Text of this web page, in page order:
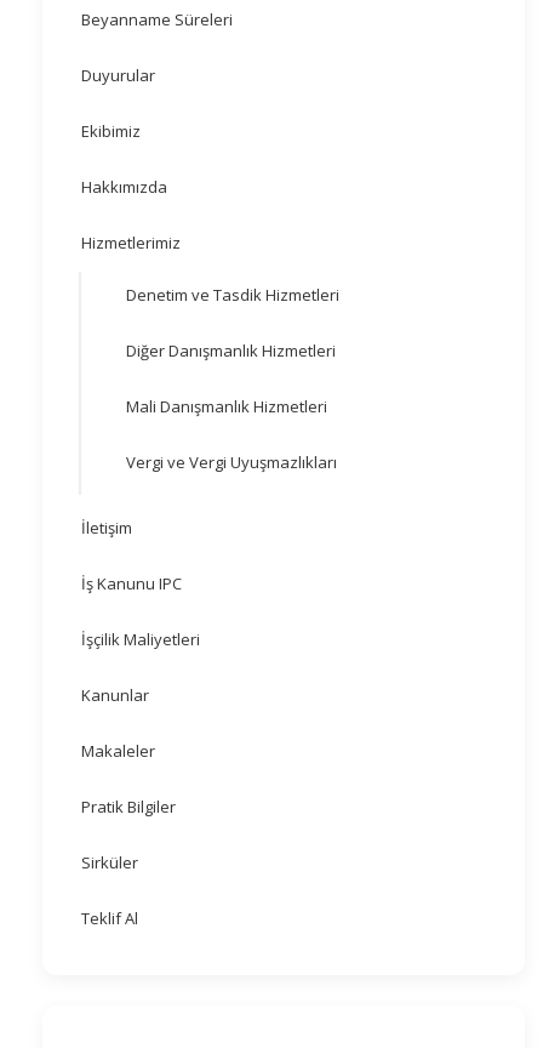
Beyanname Süreleri
Duyurular
Ekibimiz
Hakkımızda
Hizmetlerimiz
Denetim ve Tasdik Hizmetleri
Diğer Danışmanlık Hizmetleri
Mali Danışmanlık Hizmetleri
Vergi ve Vergi Uyuşmazlıkları
İletişim
İş Kanunu IPC
İşçilik Maliyetleri
Kanunlar
Makaleler
Pratik Bilgiler
Sirküler
Teklif Al